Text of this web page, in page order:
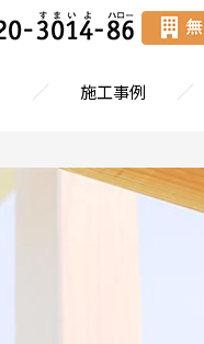
／ 施工事例 ／